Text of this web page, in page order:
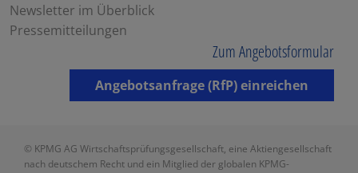
Newsletter im Überblick
Pressemitteilungen
Zum Angebotsformular
Angebotsanfrage (RfP) einreichen
© KPMG AG Wirtschaftsprüfungsgesellschaft, eine Aktiengesellschaft
nach deutschem Recht und ein Mitglied der globalen KPMG-